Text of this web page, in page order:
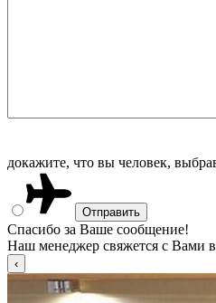
докажите, что вы человек,
Спасибо за Ваше сообщение!
Наш менеджер свяжется с Вами